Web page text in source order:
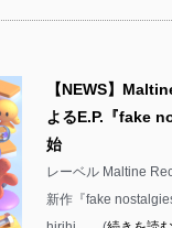
【NEWS】
よるE.P.『fake
始
レーベル Maltine
新作『fake